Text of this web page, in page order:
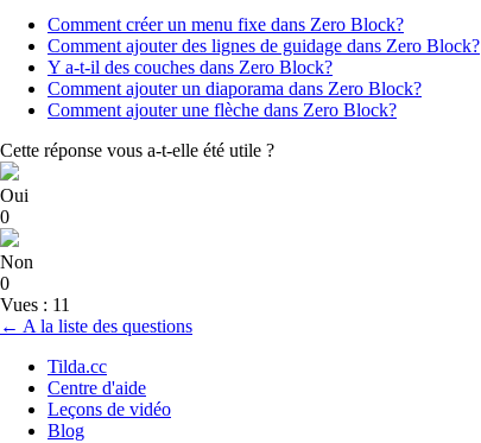
Comment créer un menu fixe dans Zero Block?
Comment ajouter des lignes de guidage dans Zero Block?
Y a-t-il des couches dans Zero Block?
Comment ajouter un diaporama dans Zero Block?
Comment ajouter une flèche dans Zero Block?
Cette réponse vous a-t-elle été utile ?
Oui
0
Non
0
Vues : 11
← A la liste des questions
Tilda.cc
Centre d'aide
Leçons de vidéo
Blog